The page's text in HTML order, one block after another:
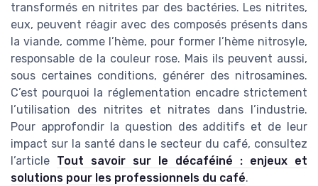
transformés en nitrites par des bactéries. Les nitrites,
eux, peuvent réagir avec des composés présents dans
la viande, comme l’hème, pour former l’hème nitrosyle,
responsable de la couleur rose. Mais ils peuvent aussi,
sous certaines conditions, générer des nitrosamines.
C’est pourquoi la réglementation encadre strictement
l’utilisation des nitrites et nitrates dans l’industrie.
Pour approfondir la question des additifs et de leur
impact sur la santé dans le secteur du café, consultez
l’article Tout savoir sur le décaféiné : enjeux et
solutions pour les professionnels du café.